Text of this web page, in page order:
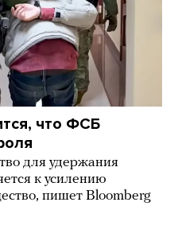
что ФСБ
для удержания
к усилению
пишет Bloomberg